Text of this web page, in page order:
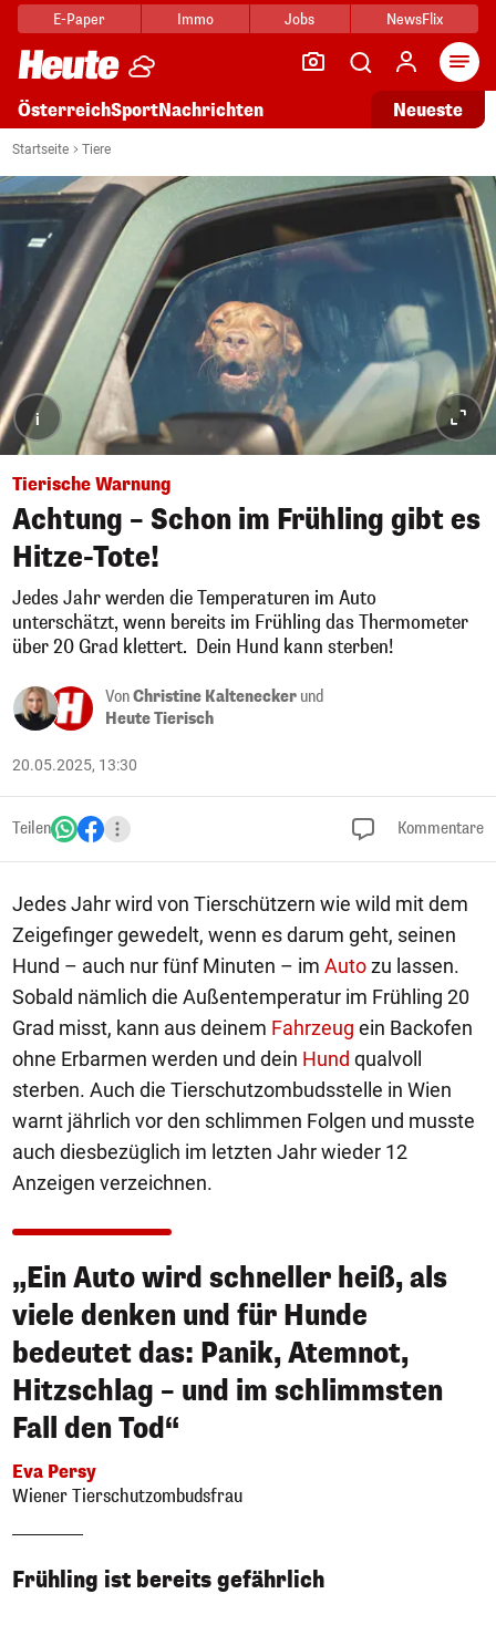
E-Paper Immo Jobs NewsFlix
ÖsterreichSportNachrichten Neueste
Startseite Tiere
i
Tierische Warnung
Achtung – Schon im Frühling gibt es
Hitze-Tote!
Jedes Jahr werden die Temperaturen im Auto
unterschätzt, wenn bereits im Frühling das Thermometer
über 20 Grad klettert. Dein Hund kann sterben!
VonChristine Kaltenecker und
Heute Tierisch
20.05.2025, 13:30
Teilen Kommentare
Jedes Jahr wird von Tierschützern wie wild mit dem
Zeigefinger gewedelt, wenn es darum geht, seinen
Hund – auch nur fünf Minuten – im Autozu lassen.
Sobald nämlich die Außentemperatur im Frühling 20
Grad misst, kann aus deinem Fahrzeug ein Backofen
ohne Erbarmen werden und dein Hund qualvoll
sterben. Auch die Tierschutzombudsstelle in Wien
warnt jährlich vor den schlimmen Folgen und musste
auch diesbezüglich im letzten Jahr wieder 12
Anzeigen verzeichnen.
„Ein Auto wird schneller heiß, als
viele denken und für Hunde
bedeutet das: Panik, Atemnot,
Hitzschlag – und im schlimmsten
Fall den Tod“
Eva Persy
Wiener Tierschutzombudsfrau
Frühling ist bereits gefährlich